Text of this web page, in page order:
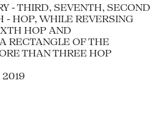
- THIRD, SEVENTH, SECOND
- HOP, WHILE REVERSING
HOP AND
RECTANGLE OF THE
THAN THREE HOP
2019